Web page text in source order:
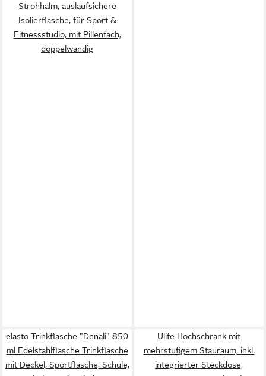
Strohhalm, auslaufsichere
Isolierflasche, für Sport &
Fitnessstudio, mit Pillenfach,
doppelwandig
elasto Trinkflasche "Denali" 850
ml Edelstahlflasche Trinkflasche
mit Deckel, Sportflasche, Schule,
Ulife Hochschrank mit
mehrstufigem Stauraum, inkl.
integrierter Steckdose,